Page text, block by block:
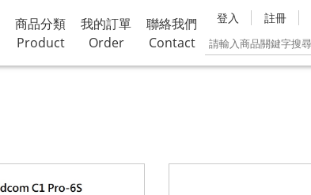
商品分類
Product
我的訂單
Order
聯絡我們
Contact
登入 註冊